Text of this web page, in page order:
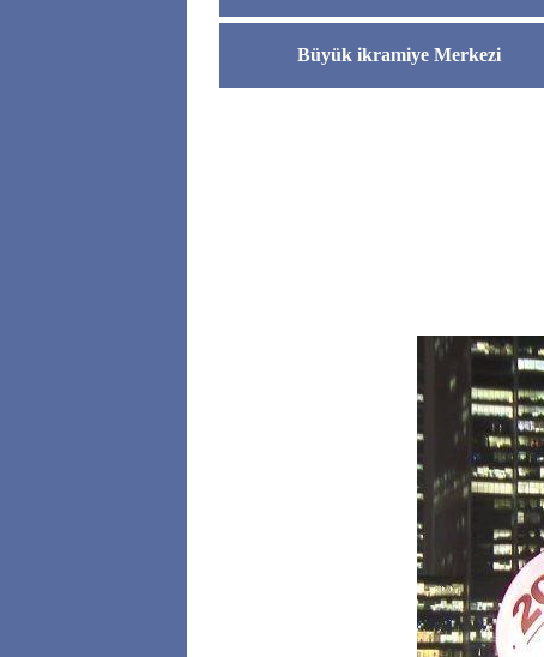
Büyük ikramiye Merkezi